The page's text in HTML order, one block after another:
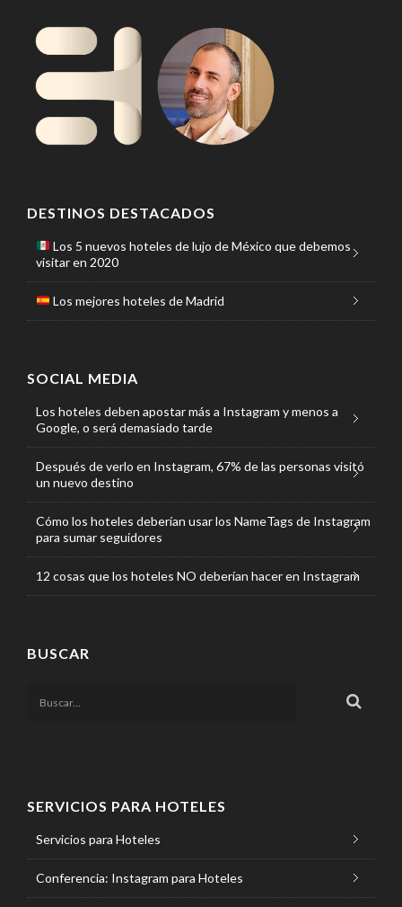
DESTINOS DESTACADOS
Los 5 nuevos hoteles de lujo de México que debemos
visitar en 2020
Los mejores hoteles de Madrid
SOCIAL MEDIA
Los hoteles deben apostar más a Instagram y menos a
Google, o será demasiado tarde
Después de verlo en Instagram, 67% de las personas visitó
un nuevo destino
Cómo los hoteles deberían usar los NameTags de Instagram
para sumar seguidores
12 cosas que los hoteles NO deberían hacer en Instagram
BUSCAR
SERVICIOS PARA HOTELES
Servicios para Hoteles
Conferencia: Instagram para Hoteles